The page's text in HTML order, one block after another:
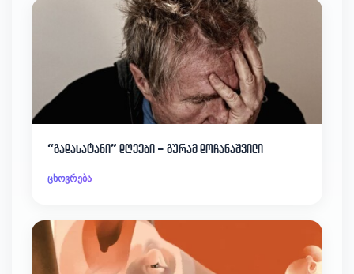
“გადასატანი” დღეები – გურამ დოჩანაშვილი
ცხოვრება